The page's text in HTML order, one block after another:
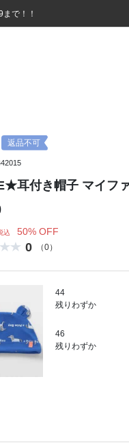
無料♪
で！！
無料♪
で！！
返品不可
耳付き帽子 マイフ
込 50% OFF
0 （0）
44
残りわずか
46
残りわずか